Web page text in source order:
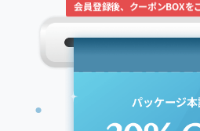
会員登録後、クーポンBOXを